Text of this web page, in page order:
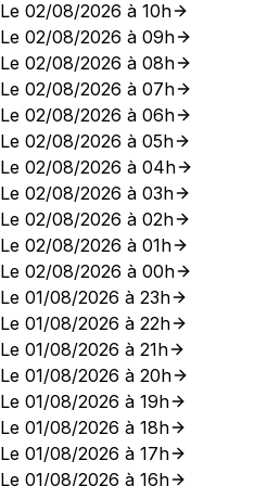
Le 02/08/2026 à 10h
Le 02/08/2026 à 09h
Le 02/08/2026 à 08h
Le 02/08/2026 à 07h
Le 02/08/2026 à 06h
Le 02/08/2026 à 05h
Le 02/08/2026 à 04h
Le 02/08/2026 à 03h
Le 02/08/2026 à 02h
Le 02/08/2026 à 01h
Le 02/08/2026 à 00h
Le 01/08/2026 à 23h
Le 01/08/2026 à 22h
Le 01/08/2026 à 21h
Le 01/08/2026 à 20h
Le 01/08/2026 à 19h
Le 01/08/2026 à 18h
Le 01/08/2026 à 17h
Le 01/08/2026 à 16h